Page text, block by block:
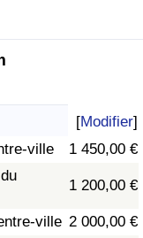
[Modifier]
ville
1 450,00 €
1 200,00 €
ville 2 000,00 €